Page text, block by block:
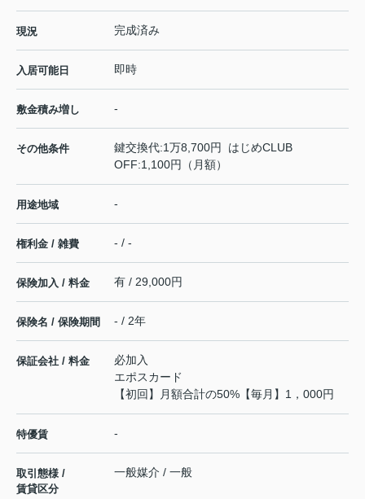
現況 完成済み
入居可能日 即時
敷金積み増し -
その他条件
鍵交換代:1万8,700円 はじめCLUB
OFF:1,100円（月額）
用途地域 -
権利金 / 雑費 - / -
保険加入 / 料金 有 / 29,000円
保険名 / 保険期間 - / 2年
保証会社 / 料金
必加入
エポスカード
【初回】月額合計の50%【毎月】1，000円
特優賃 -
取引態様 /
賃貸区分
一般媒介 / 一般